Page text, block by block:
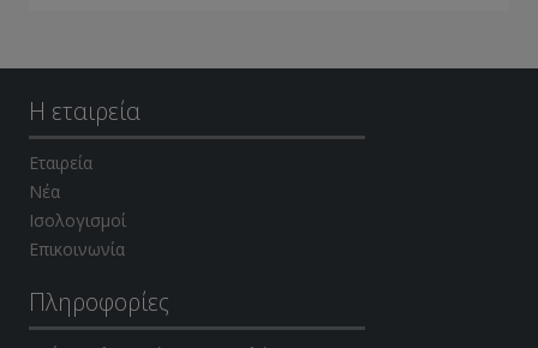
Η εταιρεία
Εταιρεία
Νέα
Ισολογισμοί
Επικοινωνία
Πληροφορίες